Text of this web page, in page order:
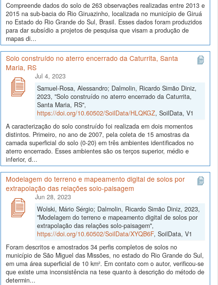
Compreende dados do solo de 263 observações realizadas entre 2013 e
2015 na sub-bacia do Rio Giruazinho, localizada no município de Giruá
no Estado do Rio Grande do Sul, Brasil. Esses dados foram produzidos
para dar subsídio a projetos de pesquisa que visam a produção de
mapas di...
Solo construído no aterro encerrado da Caturrita, Santa
Maria, RS
Jul 4, 2023
Samuel-Rosa, Alessandro; Dalmolin, Ricardo Simão Diniz,
2023, "Solo construído no aterro encerrado da Caturrita,
Santa Maria, RS",
https://doi.org/10.60502/SoilData/HLQKGZ, SoilData, V1
A caracterização do solo construído foi realizada em dois momentos
distintos. Primeiro, no ano de 2007, pela coleta de 15 amostras da
camada superficial do solo (0-20) em três ambientes identificados no
aterro encerrado. Esses ambientes são os terços superior, médio e
inferior, d...
Modelagem do terreno e mapeamento digital de solos por
extrapolação das relações solo-paisagem
Jun 28, 2023
Wolski, Mário Sérgio; Dalmolin, Ricardo Simão Diniz, 2023,
"Modelagem do terreno e mapeamento digital de solos por
extrapolação das relações solo-paisagem",
https://doi.org/10.60502/SoilData/XYQB6F, SoilData, V1
Foram descritos e amostrados 34 perfis completos de solos no
município de São Miguel das Missões, no estado do Rio Grande do Sul,
em uma área superficial de 10 km². Em contato com o autor, verificou-se
que existe uma inconsistência na tese quanto à descrição do método de
determin...